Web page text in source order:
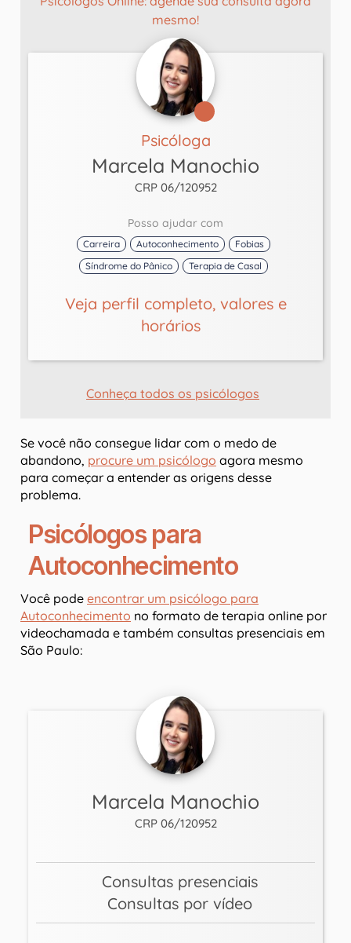
mesmo!
Psicóloga
Marcela Manochio
CRP 06/120952
Posso ajudar com
Carreira Autoconhecimento
Fobias
Síndrome do Pânico
Terapia de Casal
Veja perfil completo, valores e
horários
Conheça todos os psicólogos
Se você não consegue lidar com o medo de
abandono, procure um psicólogo agora mesmo
para começar a entender as origens desse
problema.
Psicólogos para
Autoconhecimento
Você pode encontrar um psicólogo para
Autoconhecimento no formato de terapia online por
videochamada e também consultas presenciais em
São Paulo:
Marcela Manochio
CRP 06/120952
Consultas presenciais
Consultas por vídeo